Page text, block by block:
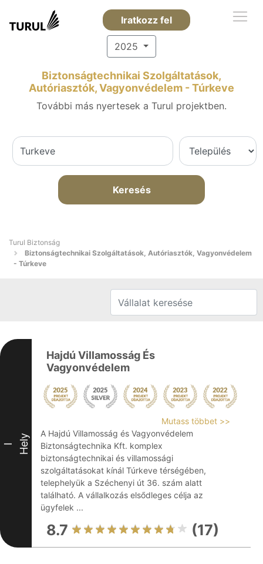
Iratkozz fel
2025
Biztonságtechnikai Szolgáltatások,
Autóriasztók, Vagyonvédelem - Túrkeve
További más nyertesek a Turul projektben.
Keresés
Turul Biztonság
Biztonságtechnikai Szolgáltatások, Autóriasztók, Vagyonvédelem
- Túrkeve
I Hely
Hajdú Villamosság És
Vagyonvédelem
Mutass többet >>
A Hajdú Villamosság és Vagyonvédelem
Biztonságtechnika Kft. komplex
biztonságtechnikai és villamossági
szolgáltatásokat kínál Túrkeve térségében,
telephelyük a Széchenyi út 36. szám alatt
található. A vállalkozás elsődleges célja az
ügyfelek ...
8.7 (17)